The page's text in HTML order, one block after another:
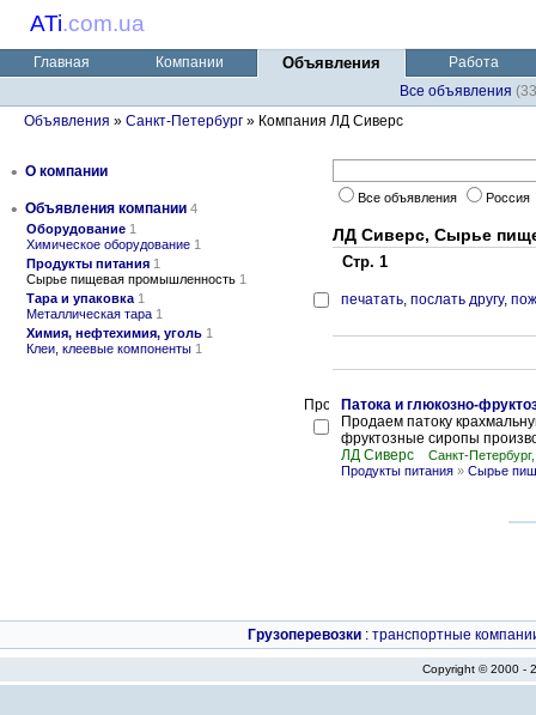
ATi.com.ua
Главная Компании Объявления
Работа
Все объявления
Объявления » Санкт-Петербург » Компания ЛД Сиверс
• О компании
• Объявления компании 4
Оборудование 1
Химическое оборудование 1
Продукты питания 1
Сырье пищевая промышленность 1
Тара и упаковка 1
Металлическая тара 1
Химия, нефтехимия, уголь 1
Клеи, клеевые компоненты 1
Все объявления Россия
ЛД Сиверс, Сырье
Стр. 1
печатать, послать другу,
Патока и глюкозно-
Продаем патоку
фруктозные сиропы
ЛД Сиверс
Санкт-
Продукты питания » Сырье
Грузоперевозки : транспортные
Copyright © 2000 -